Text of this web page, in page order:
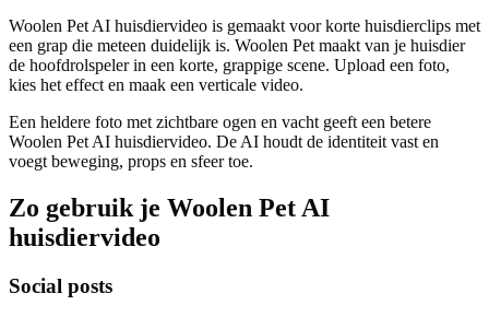
Woolen Pet AI huisdiervideo is gemaakt voor korte huisdierclips met
een grap die meteen duidelijk is. Woolen Pet maakt van je huisdier
de hoofdrolspeler in een korte, grappige scene. Upload een foto,
kies het effect en maak een verticale video.
Een heldere foto met zichtbare ogen en vacht geeft een betere
Woolen Pet AI huisdiervideo. De AI houdt de identiteit vast en
voegt beweging, props en sfeer toe.
Zo gebruik je Woolen Pet AI
huisdiervideo
Social posts